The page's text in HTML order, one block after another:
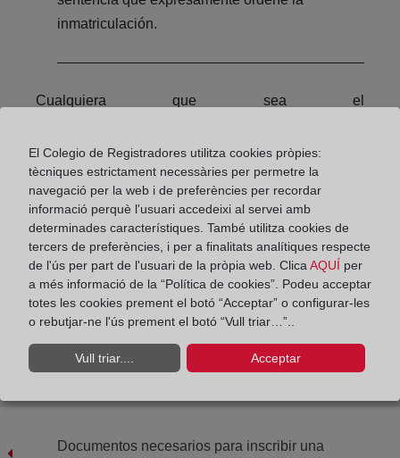
inmatriculación.
Cualquiera que sea el
de la finca a inmatricular, en términos totalmente
coincidentes con su descripción en el título, para
procurar la coordinación en origen con el Catastro.
También es preceptivo que se acredite la
liquidación de los impuestos correspondientes.
Compartir:
Documentos necesarios para inscribir una
El Colegio de Registradores utilitza cookies pròpies:
tècniques estrictament necessàries per permetre la
navegació per la web i de preferències per recordar
informació perquè l'usuari accedeixi al servei amb
determinades característiques. També utilitza cookies de
tercers de preferències, i per a finalitats analítiques respecte
de l'ús per part de l'usuari de la pròpia web. ClicaAQUÍ per
a més informació de la “Política de cookies”. Podeu acceptar
totes les cookies prement el botó “Acceptar” o configurar-les
o rebutjar-ne l'ús prement el botó “Vull triar…”..
Vull triar.... Acceptar